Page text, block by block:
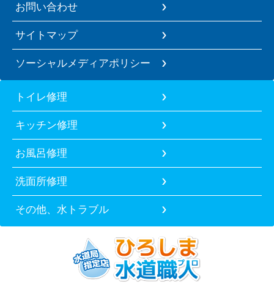
お問い合わせ
サイトマップ
ソーシャルメディアポリシー
トイレ修理
キッチン修理
お風呂修理
洗面所修理
その他、水トラブル